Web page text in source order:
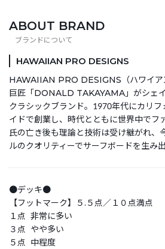
ABOUT BRAND
HAWAIIAN PRO DESIGNS
HAWAIIAN PRO DESIGNS（ハワイア
巨匠「DONALD TAKAYAMA」がシェ
クラシックブランド。1970年代にカリ
イドで創業し、時代とともに世界中で
氏の亡き後も理論と技術は受け継がれ、
ルのクオリティーでサーフボードを生み
●デッキ●
【フットマーク】５.５点／１０点満点
１点 非常に多い
３点 やや多い
５点 中程度